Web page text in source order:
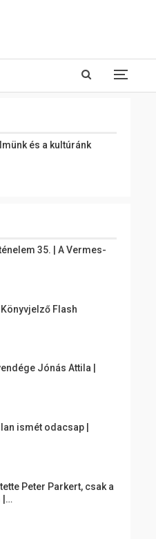
és a kultúránk
35. | A Vermes-
Flash
Jónás Attila |
ismét odacsap |
Peter Parkert, csak a
|…